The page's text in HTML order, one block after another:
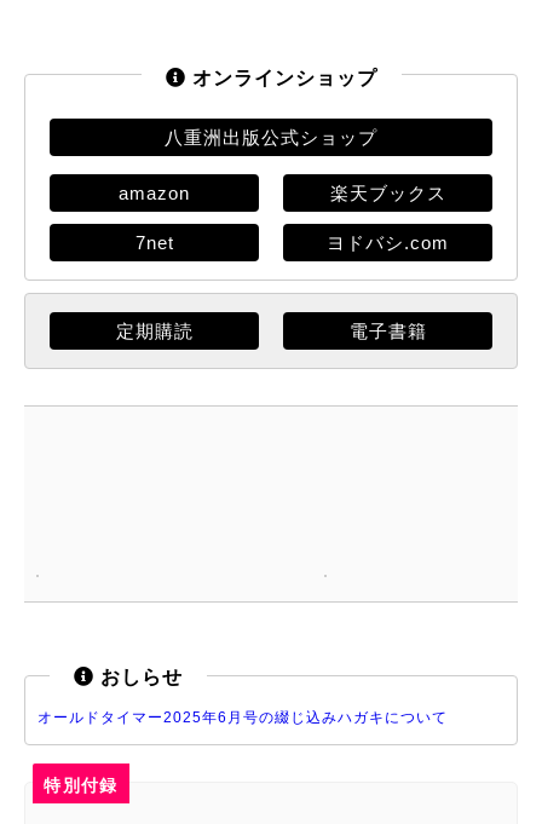
オンラインショップ
八重洲出版公式ショップ
amazon 楽天ブックス
7net ヨドバシ.com
定期購読 電子書籍
おしらせ
オールドタイマー2025年6月号の綴じ込みハガキについて
特別付録